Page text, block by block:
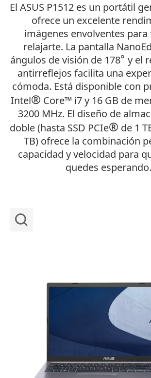
El ASUS P1512 es un portátil
ofrece un excelente
imágenes envolventes
relajarte. La pantalla
ángulos de visión de 178° y el
antirreflejos facilita una
cómoda. Está disponible con
Intel® Core™ i7 y 16 GB de
3200 MHz. El diseño de
doble (hasta SSD PCIe® de 1
TB) ofrece la combinación
capacidad y velocidad para
quedes esperando.